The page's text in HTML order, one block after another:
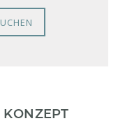
KONZEPT